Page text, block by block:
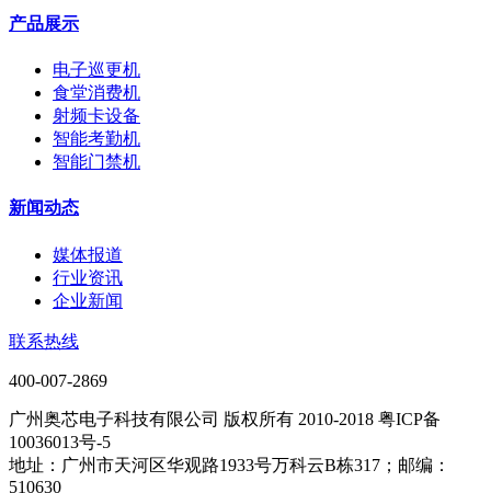
产品展示
电子巡更机
食堂消费机
射频卡设备
智能考勤机
智能门禁机
新闻动态
媒体报道
行业资讯
企业新闻
联系热线
400-007-2869
广州奥芯电子科技有限公司 版权所有 2010-2018 粤ICP备
10036013号-5
地址：广州市天河区华观路1933号万科云B栋317；邮编：
510630